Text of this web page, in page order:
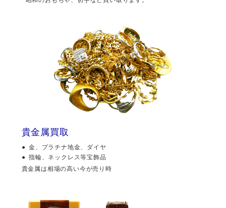
貴金属買取
金、プラチナ地金、ダイヤ
指輪、ネックレス等宝飾品
貴金属は相場の高い今が売り時